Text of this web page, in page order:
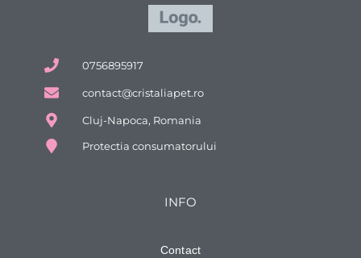
0756895917
contact@cristaliapet.ro
Cluj-Napoca, Romania
Protectia consumatorului
INFO
Contact